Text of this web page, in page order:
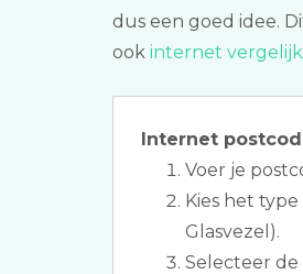
dus een goed idee.
ook internet
Internet
Voer je
Kies het
Glasvezel).
Selecteer